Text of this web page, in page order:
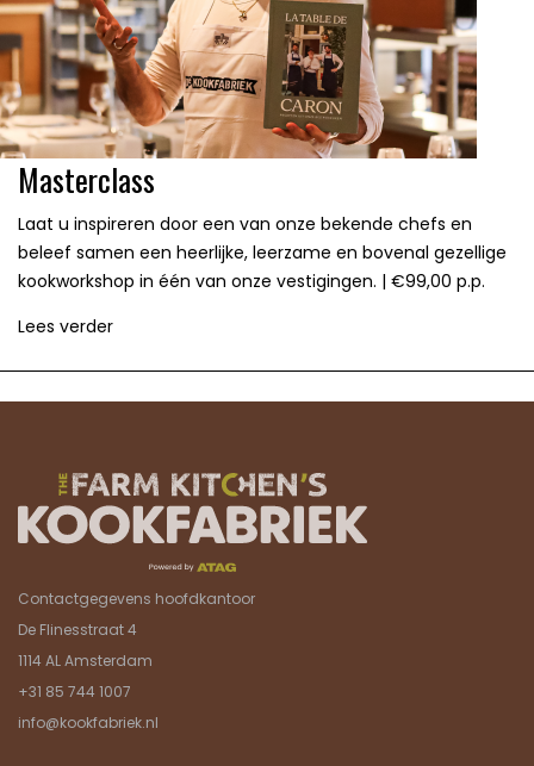
Masterclass
Laat u inspireren door een van onze bekende chefs en
beleef samen een heerlijke, leerzame en bovenal gezellige
kookworkshop in één van onze vestigingen. | €99,00 p.p.
Lees verder
Contactgegevens hoofdkantoor
De Flinesstraat 4
1114 AL Amsterdam
+31 85 744 1007
info@kookfabriek.nl